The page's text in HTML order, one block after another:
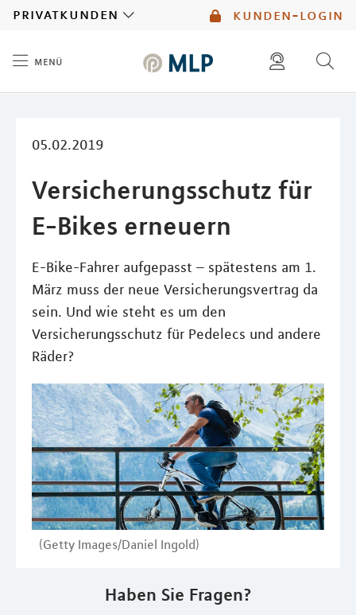
kunden-login
privatkunden
menü
05.02.2019
Versicherungsschutz für
E-Bikes erneuern
E-Bike-Fahrer aufgepasst – spätestens am 1.
März muss der neue Versicherungsvertrag da
sein. Und wie steht es um den
Versicherungsschutz für Pedelecs und andere
Räder?
(Getty Images/Daniel Ingold)
Haben Sie Fragen?